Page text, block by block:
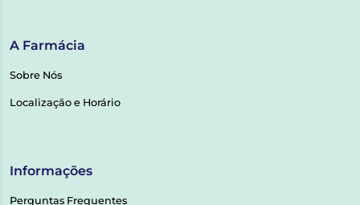
A Farmácia
Sobre Nós
Localização e Horário
Informações
Perguntas Frequentes